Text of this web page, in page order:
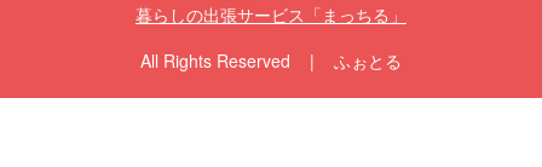
暮らしの出張サービス「まっちる」
All Rights Reserved | ふぉとる